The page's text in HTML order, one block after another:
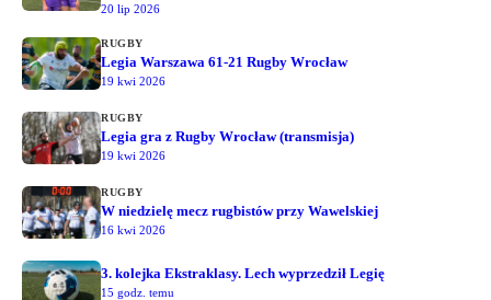
20 lip 2026
RUGBY
Legia Warszawa 61-21 Rugby Wrocław
19 kwi 2026
RUGBY
Legia gra z Rugby Wrocław (transmisja)
19 kwi 2026
RUGBY
W niedzielę mecz rugbistów przy Wawelskiej
16 kwi 2026
3. kolejka Ekstraklasy. Lech wyprzedził Legię
15 godz. temu